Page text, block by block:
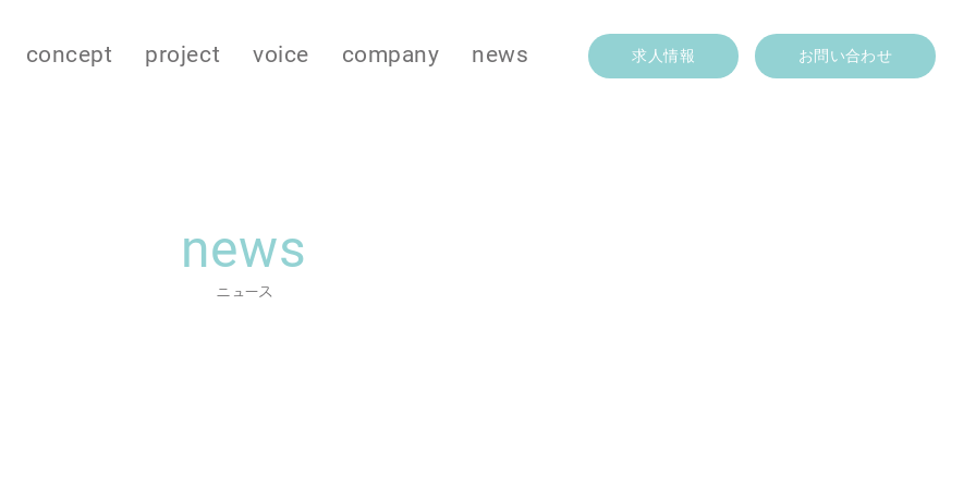
concept project voice company news 求人情報 お問い合わせ
news
ニュース